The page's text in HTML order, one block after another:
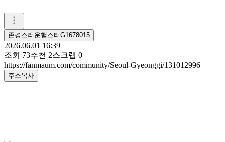
존경스러운햄스터G1678015
2026.06.01 16:39
조회 73추천 2스크랩 0
https://fanmaum.com/community/Seoul-Gyeonggi/131012996
주소복사